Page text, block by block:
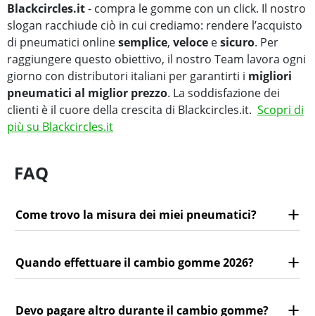
Blackcircles.it- compra le gomme con un click. Il nostro
slogan racchiude ciò in cui crediamo: rendere l’acquisto
di pneumatici onlinesemplice, veloce esicuro. Per
raggiungere questo obiettivo, il nostro Team lavora ogni
giorno con distributori italiani per garantirti i migliori
pneumatici al miglior prezzo. La soddisfazione dei
clienti è il cuore della crescita di Blackcircles.it. Scopri di
più su Blackcircles.it
FAQ
Come trovo la misura dei miei pneumatici?
Quando effettuare il cambio gomme 2026?
Devo pagare altro durante il cambio gomme?